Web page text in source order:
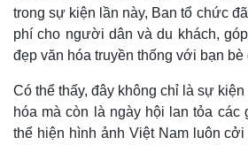
trong sự kiện lần này, Ban tổ chức
phí cho người dân và du khách,
đẹp văn hóa truyền thống với bạn bè
Có thể thấy, đây không chỉ là sự
hóa mà còn là ngày hội lan tỏa các
thể hiện hình ảnh Việt Nam luôn